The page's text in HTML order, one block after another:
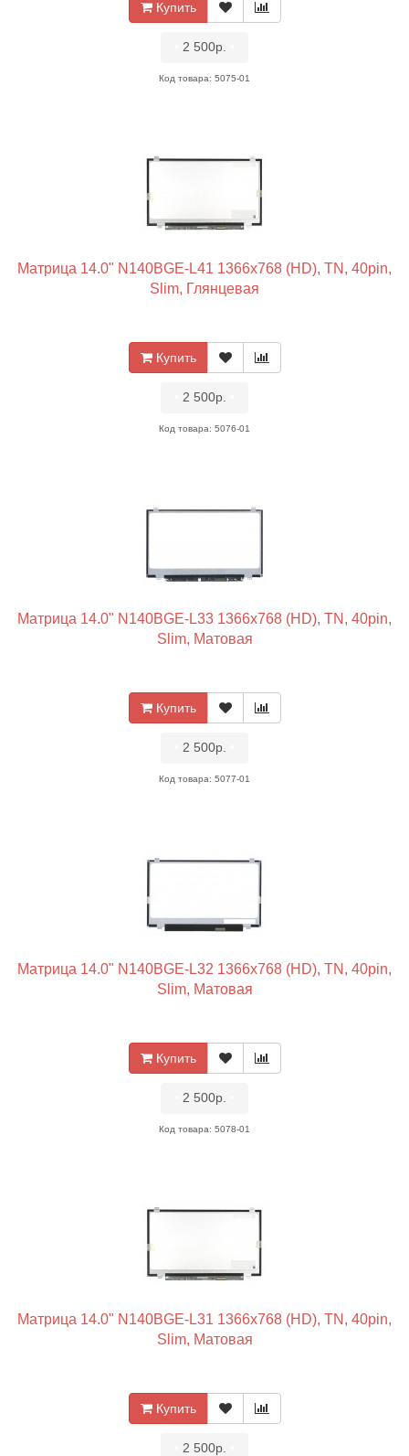
Купить
2 500р.
Код товара: 5075-01
Матрица 14.0" N140BGE-L41 1366x768 (HD), TN, 40pin,
Slim, Глянцевая
Купить
2 500р.
Код товара: 5076-01
Матрица 14.0" N140BGE-L33 1366x768 (HD), TN, 40pin,
Slim, Матовая
Купить
2 500р.
Код товара: 5077-01
Матрица 14.0" N140BGE-L32 1366x768 (HD), TN, 40pin,
Slim, Матовая
Купить
2 500р.
Код товара: 5078-01
Матрица 14.0" N140BGE-L31 1366x768 (HD), TN, 40pin,
Slim, Матовая
Купить
2 500р.